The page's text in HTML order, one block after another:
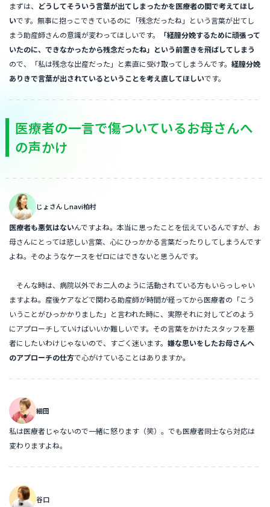
まずは、
どうしてそういう言葉が出てしまったかを医療者の間で考えてほし
いです。無事に抱っこできているのに「残念だったね」という言葉が出てし
まう助産師さんの意識が変わってほしいです。
「経膣分娩するために頑張って
いたのに、できなかったから残念だったね」という前置きを飛ばしてしまう
ので、「私は残念な出産だった」と素直に受け取ってしまうんです。 経膣分娩
ありきで言葉が出されているということを考え直してほしいです。
医療者の一言で傷ついているお母さんへ
の声かけ
じょさんしnavi柏村
医療者も悪気はないんですよね。本当に思ったことを伝えているんですが、お
母さんにとっては悲しい言葉、心にひっかかる言葉だったりしてしまうんです
よね。そのようなケースをゼロにはできないと思うんです。
そんな時は、病院以外でお二人のように活動されている方もいらっしゃい
ますよね。産後ケアなどで関わる助産師が時間が経ってから医療者の「こう
いうことがひっかかりました」と言われた時に、実際それに対してどのよう
にアプローチしていけばいいか難しいです。その言葉をかけたスタッフを悪
者にしたいわけじゃないので、すごく迷います。 嫌な思いをしたお母さんへ
のアプローチの仕方で心がけていることはありますか。
細田
私は医療者じゃないので一緒に怒ります（笑）。でも医療者同士なら対応は
変わりますよね。
谷口